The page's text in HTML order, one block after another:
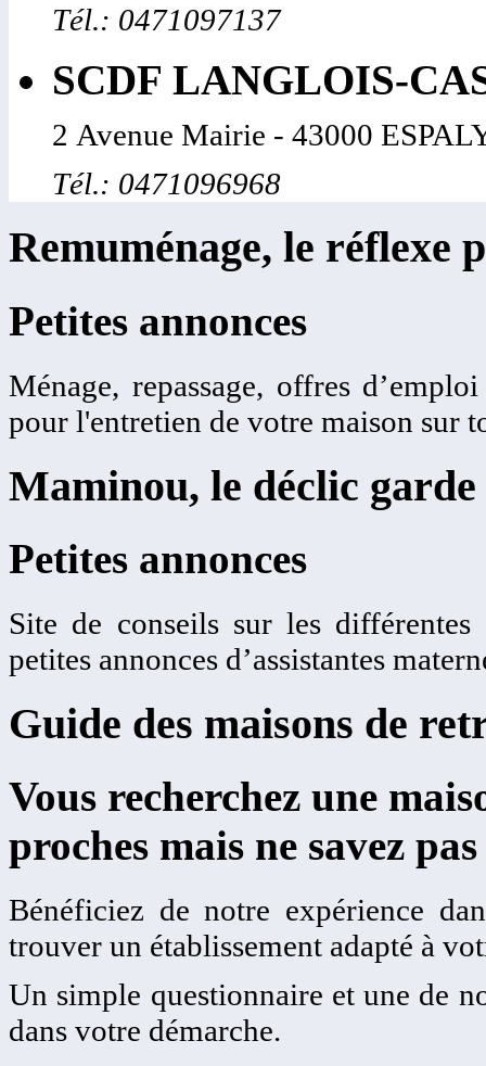
Tél.: 0471097137
SCDF LANGLOIS-
2 Avenue Mairie - 43000
Tél.: 0471096968
Remuménage, le réflexe
Petites annonces
Ménage, repassage, offres
pour l'entretien de votre maison sur
Maminou, le déclic
Petites annonces
Site de conseils sur les
petites annonces d’assistantes
Guide des maisons de
Vous recherchez une
proches mais ne savez
Bénéficiez de notre expérience
trouver un établissement adapté à
Un simple questionnaire et une de
dans votre démarche.